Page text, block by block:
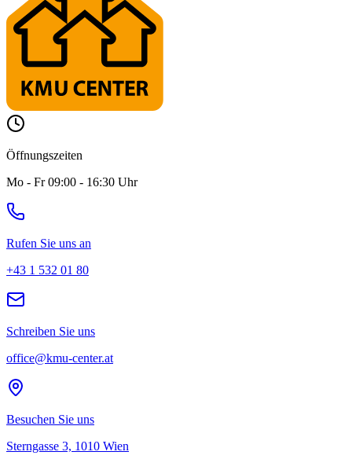
Öffnungszeiten
Mo - Fr 09:00 - 16:30 Uhr
Rufen Sie uns an
+43 1 532 01 80
Schreiben Sie uns
office@kmu-center.at
Besuchen Sie uns
Sterngasse 3, 1010 Wien